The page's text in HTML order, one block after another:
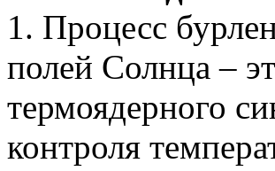
1. Процесс
полей Солнца –
термоядерного
контроля